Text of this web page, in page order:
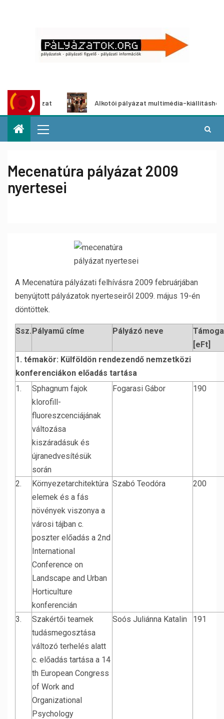
Alkotói pályázat multimédia-kiállításhoz
Mecenatúra pályázat 2009
nyertesei
A Mecenatúra pályázati felhívásra 2009 februárjában
benyújtott pályázatok nyerteseiről 2009. május 19-én
döntöttek.
Ssz.Pályamű címe Pályázó neve
[eFt]
1. témakör: Külföldön rendezendő nemzetközi
konferenciákon előadás tartása
1.
Sphagnum fajok
klorofill-
fluoreszcenciájának
változása
kiszáradásuk és
újranedvesítésük
során
Fogarasi Gábor 190
2.
Környezetarchitektúra
elemek és a fás
növények viszonya a
városi tájban c.
poszter előadás a 2nd
International
Conference on
Landscape and Urban
Horticulture
konferencián
Szabó Teodóra 200
3.
Szakértői teamek
tudásmegosztása
változó terhelés alatt
c. előadás tartása a 14
th European Congress
of Work and
Organizational
Psychology
Soós Juliánna Katalin 191